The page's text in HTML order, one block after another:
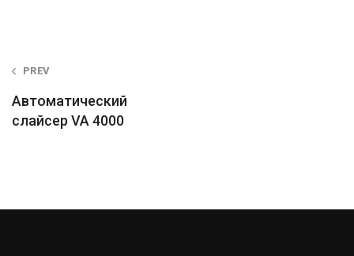
Post
navigation
PREV
Автоматический
слайсер VA 4000